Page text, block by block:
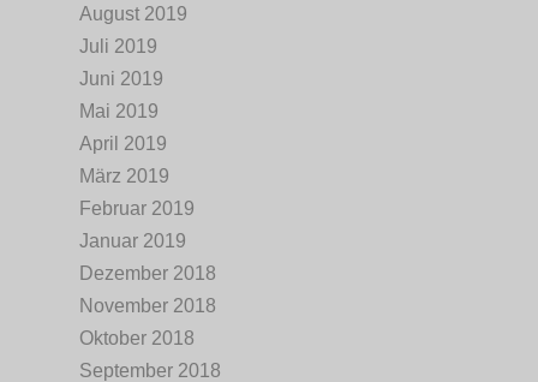
August 2019
Juli 2019
Juni 2019
Mai 2019
April 2019
März 2019
Februar 2019
Januar 2019
Dezember 2018
November 2018
Oktober 2018
September 2018